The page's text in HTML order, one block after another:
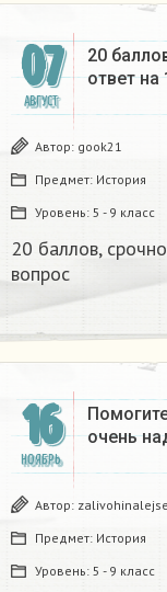
07
АВГУСТ
20
ответ на
Автор: gook21
Предмет: История
Уровень: 5 - 9 класс
20 баллов,
вопрос
16
НОЯБРЬ
очень
Автор:
Предмет: История
Уровень: 5 - 9 класс